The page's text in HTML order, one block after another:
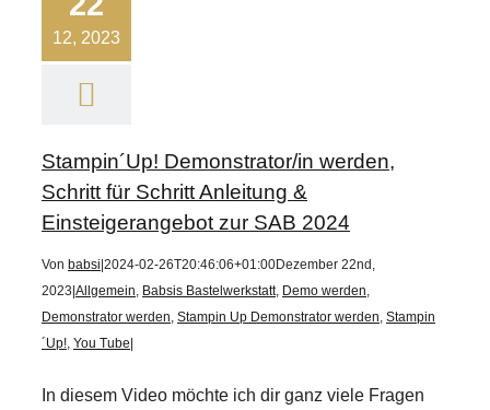
12, 2023
Stampin´Up! Demonstrator/in werden,
Schritt für Schritt Anleitung &
Einsteigerangebot zur SAB 2024
Von babsi 2024-02-26T20:46:06+01:00Dezember 22nd,
2023 Allgemein, Babsis Bastelwerkstatt, Demo werden,
Demonstrator werden, Stampin Up Demonstrator werden, Stampin
´Up!, You Tube
In diesem Video möchte ich dir ganz viele Fragen